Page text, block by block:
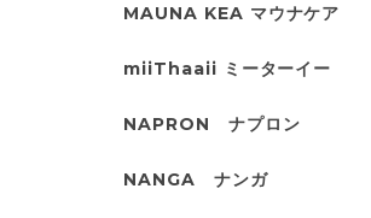
MAUNA KEA マウナケア
miiThaaii ミーターイー
NAPRON ナプロン
NANGA ナンガ